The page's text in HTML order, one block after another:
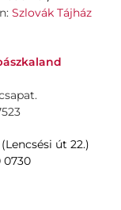
Szlovák Tájház
(Lencsési út 22.)
0730